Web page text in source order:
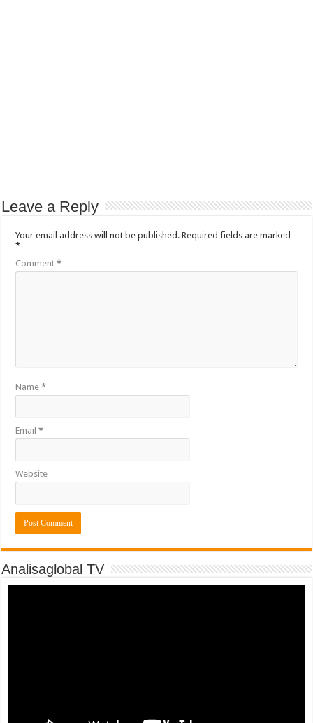
Leave a Reply
Your email address will not be published. Required fields are marked
*
Comment*
Name*
Email*
Website
Analisaglobal TV